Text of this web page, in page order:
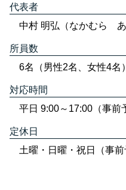
代表者
中村 明弘（なかむら あ
所員数
6名（男性2名、女性4名）
対応時間
平日 9:00～17:00（事前
定休日
土曜・日曜・祝日（事前